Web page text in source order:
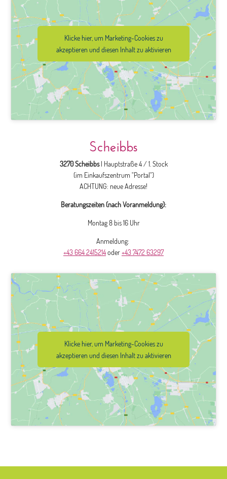
Klicke hier, um Marketing-Cookies zu
akzeptieren und diesen Inhalt zu aktivieren
Scheibbs
3270 Scheibbs| Hauptstraße 4 / 1. Stock
(im Einkaufszentrum "Portal")
ACHTUNG: neue Adresse!
Beratungszeiten (nach Voranmeldung):
Montag 8 bis 16 Uhr
Anmeldung:
+43 664 2415214oder+43 7472 63297
Klicke hier, um Marketing-Cookies zu
akzeptieren und diesen Inhalt zu aktivieren